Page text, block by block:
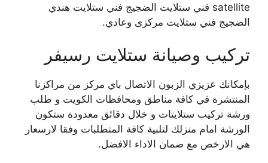
satellite فني ستلايت الضجيج فني ستلايت هندي
الضجيج فني ستلايت مركزى وعادي.
تركيب وصيانة ستلايت رسيفر
بإمكانك عزيزي الزبون الاتصال باي مركز من مراكزنا
المنتشرة في كافة مناطق ومحافظات الكويت و طلب
ورشة تركيب ستلايتات و خلال دقائق معدودة ستكون
الورشة امام منزلك لتلبية كافة المتطلبات وفقا لارسعار
هي الارخص مع ضمان الاداء الافضل.